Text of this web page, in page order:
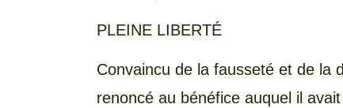
PLEINE LIBERTÉ
Convaincu de la fausseté et de la
renoncé au bénéfice auquel il